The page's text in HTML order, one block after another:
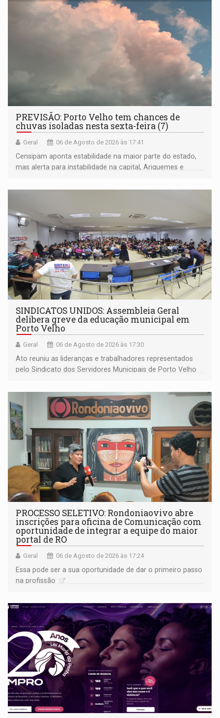
PREVISÃO: Porto Velho tem chances de
chuvas isoladas nesta sexta-feira (7)
Geral 06 de Agosto de 2026 às 17:41
Censipam aponta estabilidade na maior parte do estado,
mas alerta para instabilidade na capital, Ariquemes e
SINDICATOS UNIDOS: Assembleia Geral
delibera greve da educação municipal em
Porto Velho
Geral 06 de Agosto de 2026 às 17:30
Ato reuniu as lideranças e trabalhadores representados
pelo Sindicato dos Servidores Municipais de Porto Velho
PROCESSO SELETIVO: Rondoniaovivo abre
inscrições para oficina de Comunicação com
oportunidade de integrar a equipe do maior
portal de RO
Geral 06 de Agosto de 2026 às 17:24
Essa pode ser a sua oportunidade de dar o primeiro passo
na profissão